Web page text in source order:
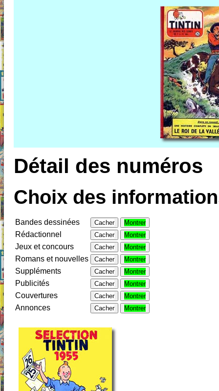
Détail des numéros
Choix des
Bandes dessinées Cacher Montrer
Rédactionnel Cacher Montrer
Jeux et concours Cacher Montrer
Romans et nouvelles Cacher Montrer
Suppléments Cacher Montrer
Publicités Cacher Montrer
Couvertures Cacher Montrer
Annonces Cacher Montrer